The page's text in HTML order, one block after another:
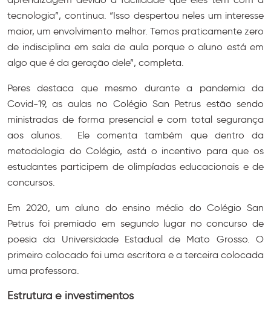
tecnologia”, continua. “Isso despertou neles um interesse
maior, um envolvimento melhor. Temos praticamente zero
de indisciplina em sala de aula porque o aluno está em
algo que é da geração dele”, completa.
Peres destaca que mesmo durante a pandemia da
Covid-19, as aulas no Colégio San Petrus estão sendo
ministradas de forma presencial e com total segurança
aos alunos. Ele comenta também que dentro da
metodologia do Colégio, está o incentivo para que os
estudantes participem de olimpíadas educacionais e de
concursos.
Em 2020, um aluno do ensino médio do Colégio San
Petrus foi premiado em segundo lugar no concurso de
poesia da Universidade Estadual de Mato Grosso. O
primeiro colocado foi uma escritora e a terceira colocada
uma professora.
Estrutura e investimentos